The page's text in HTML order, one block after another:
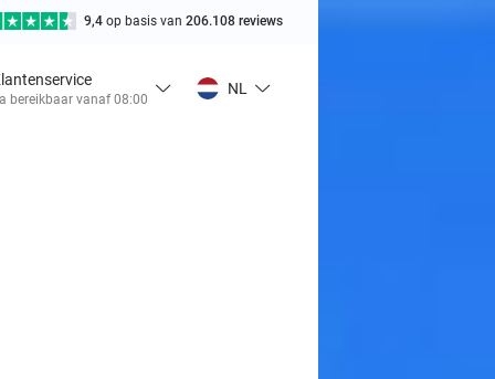
9,4 op basis van 206.108 reviews
bereikbaar vanaf 08:00
NL